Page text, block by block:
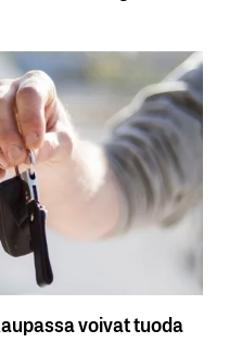
voivat tuoda